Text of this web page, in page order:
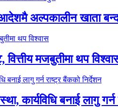
अल्पकालीन खाता
मजबुतीमा थप
कार्यविधि बनाई लागु